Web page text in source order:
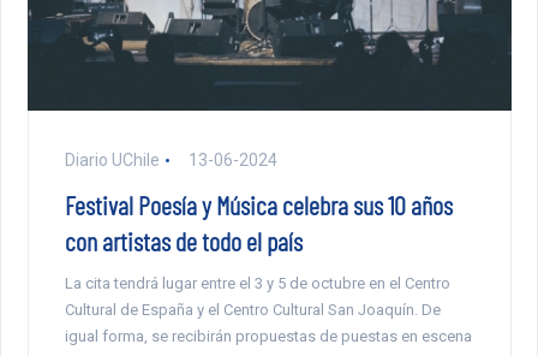
Diario UChile 13-06-2024
Festival Poesía y Música celebra sus 10 años
con artistas de todo el país
La cita tendrá lugar entre el 3 y 5 de octubre en el Centro
Cultural de España y el Centro Cultural San Joaquín. De
igual forma, se recibirán propuestas de puestas en escena